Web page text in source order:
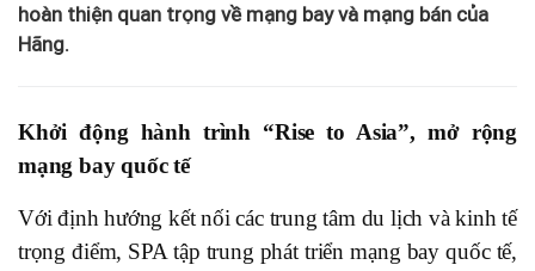
hoàn thiện quan trọng về mạng bay và mạng bán của
Hãng.
Khởi động hành trình “Rise to Asia”, mở rộng
mạng bay quốc tế
Với định hướng kết nối các trung tâm du lịch và kinh tế
trọng điểm, SPA tập trung phát triển mạng bay quốc tế,